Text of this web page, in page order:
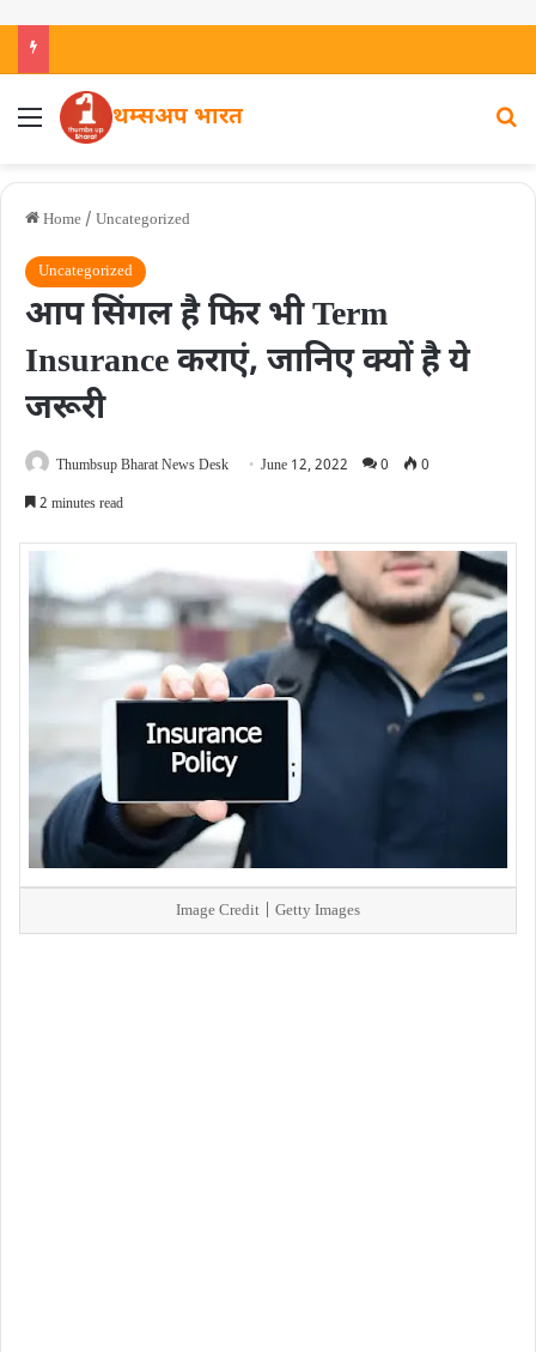
थम्सअप भारत
Home / Uncategorized
Uncategorized
आप सिंगल है फिर भी Term
Insurance कराएं, जानिए क्यों है ये
जरूरी
Thumbsup Bharat News Desk June 12, 2022 0
0
2 minutes read
Image Credit | Getty Images